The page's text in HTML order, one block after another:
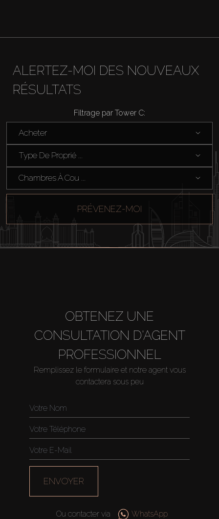
Agents
ALERTEZ-MOI DES NOUVEAUX
RÉSULTATS
Filtrage par Tower C:
Acheter
Type De Proprié ...
Chambres À Cou ...
PRÉVENEZ-MOI
OBTENEZ UNE
CONSULTATION D'AGENT
PROFESSIONNEL
Remplissez le formulaire et notre agent vous
contactera sous peu
ENVOYER
Ou contacter via WhatsApp